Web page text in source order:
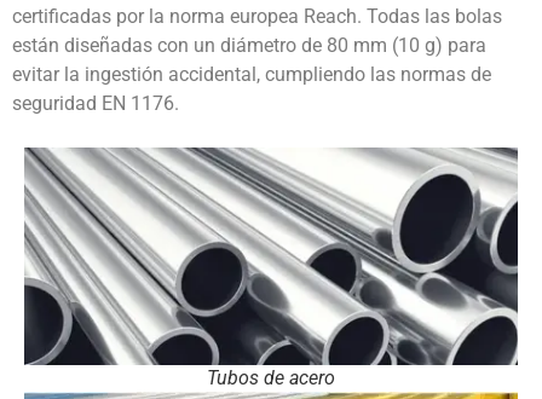
certificadas por la norma europea Reach. Todas las bolas
están diseñadas con un diámetro de 80 mm (10 g) para
evitar la ingestión accidental, cumpliendo las normas de
seguridad EN 1176.
Tubos de acero